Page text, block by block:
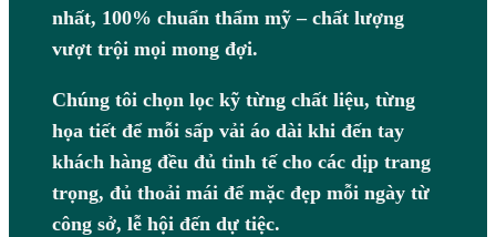
nhất, 100% chuẩn thẩm mỹ – chất lượng
vượt trội mọi mong đợi.
Chúng tôi chọn lọc kỹ từng chất liệu, từng
họa tiết để mỗi sấp vải áo dài khi đến tay
khách hàng đều đủ tinh tế cho các dịp trang
trọng, đủ thoải mái để mặc đẹp mỗi ngày từ
công sở, lễ hội đến dự tiệc.